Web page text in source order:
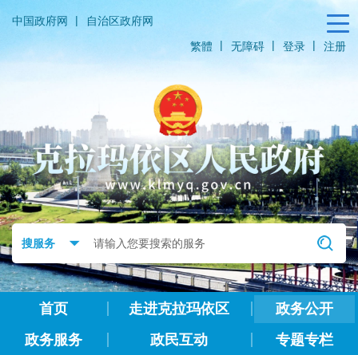
中国政府网 |
自治区政府网
繁體
| 无障碍 | 登录 | 注册
首页 走进克拉玛依区
政务公开
政务服务
政民互动 专题专栏